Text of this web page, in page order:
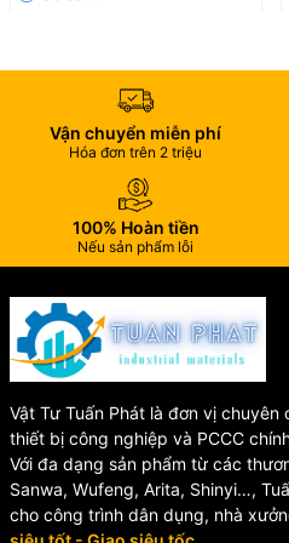
Kích thước ống phù hợp:
Kiểu kết nối: Nối xiết hai đầu
Ứng dụng thực
Nối ống GYW-3250 được sử dụng
Hệ thống tưới cây, tưới vườn,
Hệ thống cấp nước sinh hoạt
Trang trại, nhà vườn, khu công
Vì sao nên
GYW-3250
Sản phẩm không chỉ giúp tiết kiệm
Vận chuyển miễn phí
Hóa đơn trên 2 triệu
100% Hoàn tiền
Nếu sản phẩm lỗi
Vật Tư Tuấn Phát là đơn vị
thiết bị công nghiệp và PCCC
Với đa dạng sản phẩm từ các
Sanwa, Wufeng, Arita, Shinyi…,
cho công trình dân dụng, nhà